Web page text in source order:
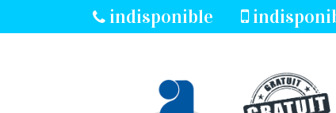
indisponible